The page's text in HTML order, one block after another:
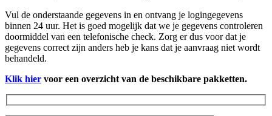
Vul de onderstaande gegevens in en ontvang je logingegevens
binnen 24 uur. Het is goed mogelijk dat we je gegevens controleren
doormiddel van een telefonische check. Zorg er dus voor dat je
gegevens correct zijn anders heb je kans dat je aanvraag niet wordt
behandeld.
Klik hier voor een overzicht van de beschikbare pakketten.